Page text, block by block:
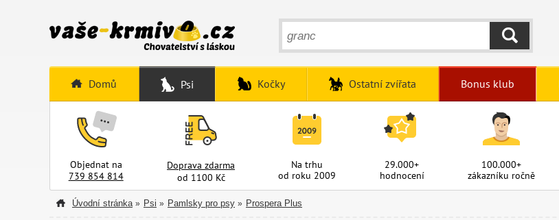
HLEDAT
Domů Psi Kočky Ostatní zvířata Bonus klub
Objednat na
739 854 814
Doprava zdarma
od 1100 Kč
Na trhu
od roku 2009
29.000+
hodnocení
100.000+
zákazníku ročně
Úvodní stránka » Psi » Pamlsky pro psy » Prospera Plus